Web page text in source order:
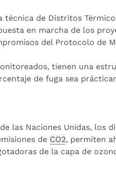
de Distritos
en marcha de los
del Protocolo de
tienen una
de fuga sea
las Naciones Unidas, los
de CO2, permiten
de la capa de